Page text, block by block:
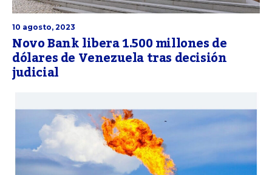
10 agosto, 2023
Novo Bank libera 1.500 millones de
dólares de Venezuela tras decisión
judicial